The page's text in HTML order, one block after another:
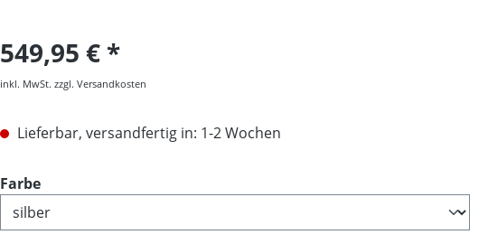
549,95 €
inkl. MwSt. zzgl. Versandkosten
Lieferbar, versandfertig in: 1-2 Wochen
Farbeauswählen